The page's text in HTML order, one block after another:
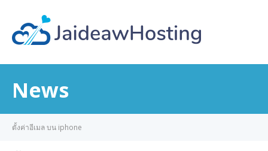
News
ตั้งค่าอีเมล บน iphone